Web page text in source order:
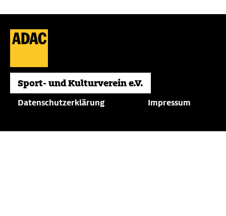
Datenschutzerklärung Impressum